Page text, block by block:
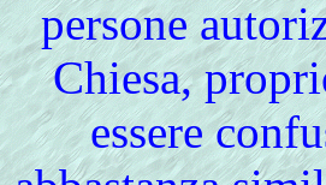
persone
Chiesa,
essere